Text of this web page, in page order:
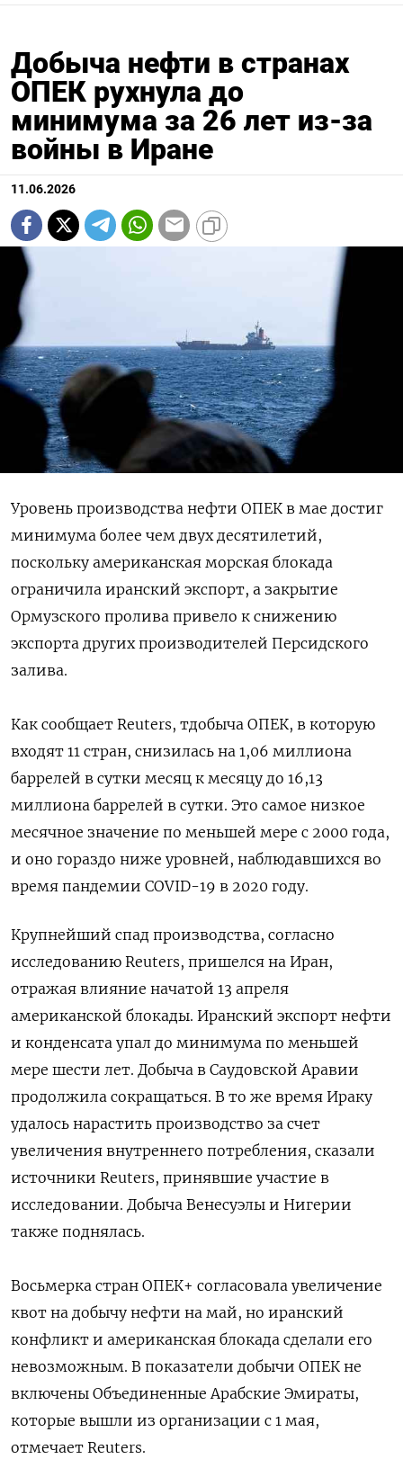
Добыча нефти в странах
ОПЕК рухнула до
минимума за 26 лет из-за
войны в Иране
11.06.2026
Уровень производства нефти ОПЕК в мае достиг
минимума более чем двух десятилетий,
поскольку американская морская блокада
ограничила ‌иранский экспорт, а закрытие
Ормузского пролива привело к снижению
экспорта других производителей Персидского
залива.
Как сообщает Reuters, тдобыча ОПЕК, в которую
входят 11 стран, снизилась ​на 1,06 миллиона
баррелей ​в сутки ​месяц к месяцу ⁠до 16,13
миллиона баррелей в сутки. Это самое низкое
‌месячное значение по меньшей мере с 2000 года,
​и оно гораздо ниже уровней, наблюдавшихся во
время пандемии ‌COVID-19 в 2020 году.
Крупнейший спад производства, согласно
исследованию Reuters, пришелся на Иран,
отражая влияние начатой ​13 апреля
американской ​блокады. Иранский экспорт ‌нефти
и конденсата упал до минимума по меньшей
мере ​шести лет. Добыча в Саудовской Аравии
продолжила сокращаться. В то же время Ираку
удалось нарастить производство за счет
увеличения внутреннего потребления, сказали
источники Reuters, принявшие участие в
исследовании. Добыча Венесуэлы и Нигерии
также поднялась.
Восьмерка стран ОПЕК+ согласовала увеличение
квот на добычу нефти на май, ​но иранский
конфликт ⁠и американская блокада сделали его
невозможным. В показатели добычи ОПЕК не
включены Объединенные Арабские Эмираты,
которые вышли из организации с 1 мая,
отмечает Reuters.